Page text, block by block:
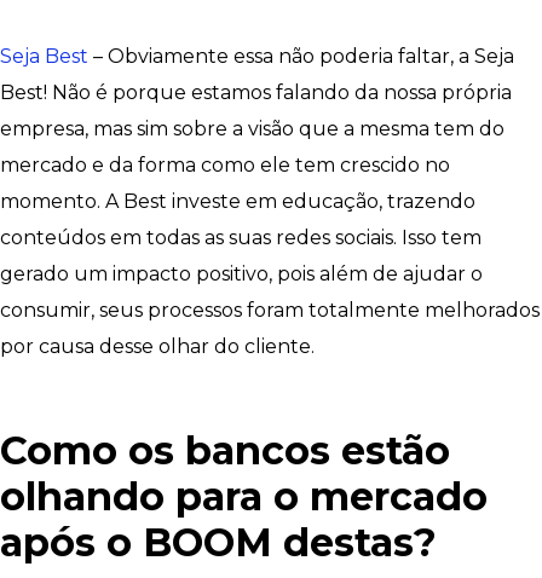
Seja Best – Obviamente essa não poderia faltar, a Seja
Best! Não é porque estamos falando da nossa própria
empresa, mas sim sobre a visão que a mesma tem do
mercado e da forma como ele tem crescido no
momento. A Best investe em educação, trazendo
conteúdos em todas as suas redes sociais. Isso tem
gerado um impacto positivo, pois além de ajudar o
consumir, seus processos foram totalmente melhorados
por causa desse olhar do cliente.
Como os bancos estão
olhando para o mercado
após o BOOM destas?